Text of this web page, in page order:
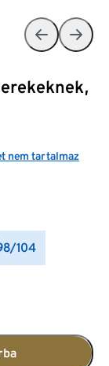
nem tartalmaz
104